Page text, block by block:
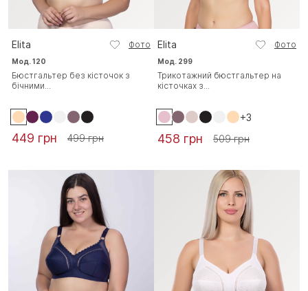
Elita Фото
Мод. 120
Бюстгальтер без кісточок з
бічними...
449 грн 499 грн
Elita Фото
Мод. 299
Трикотажний бюстгальтер на
кісточках з...
+3
458 грн 509 грн